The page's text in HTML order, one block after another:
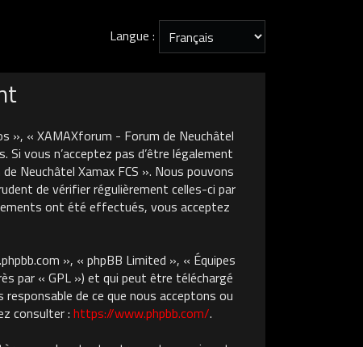
Langue :
», « XAMAXforum - Forum de Neuchâtel
vous n’acceptez pas d’être légalement
Neuchâtel Xamax FCS ». Nous pouvons
de vérifier régulièrement celles-ci par
ont été effectués, vous acceptez
», « phpBB Limited », « Équipes
par « GPL ») et qui peut être téléchargé
de ce que nous acceptons ou
consulter : https://www.phpbb.com/.